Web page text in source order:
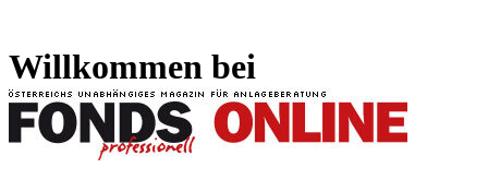
Willkommen bei